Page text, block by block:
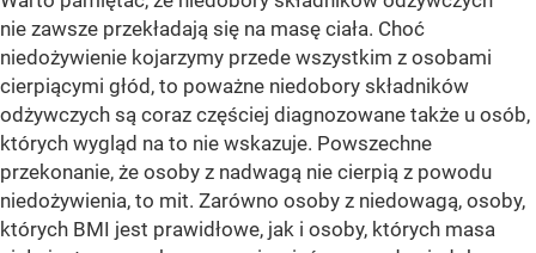
nie zawsze przekładają się na masę ciała. Choć
niedożywienie kojarzymy przede wszystkim z osobami
cierpiącymi głód, to poważne niedobory składników
odżywczych są coraz częściej diagnozowane także u osób,
których wygląd na to nie wskazuje. Powszechne
przekonanie, że osoby z nadwagą nie cierpią z powodu
niedożywienia, to mit. Zarówno osoby z niedowagą, osoby,
których BMI jest prawidłowe, jak i osoby, których masa